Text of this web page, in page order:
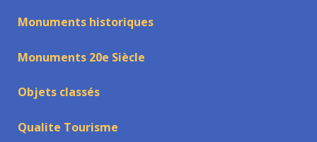
Monuments historiques
Monuments 20e Siècle
Objets classés
Qualite Tourisme